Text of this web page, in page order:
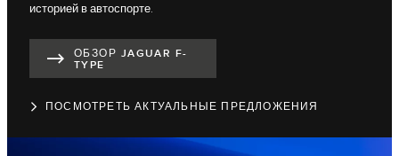
историей в автоспорте.
ОБЗОР JAGUAR F-
TYPE
ПОСМОТРЕТЬ АКТУАЛЬНЫЕ ПРЕДЛОЖЕНИЯ